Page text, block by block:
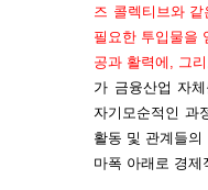
즈 콜렉티브와
필요한 투입물을
공과 활력에, 그
가 금융산업 자
자기모순적인 과
활동 및 관계들
마폭 아래로 경